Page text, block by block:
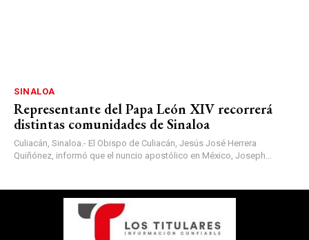
SINALOA
Representante del Papa León XIV recorrerá
distintas comunidades de Sinaloa
Culiacán, Sinaloa.- El Obispo de Culiacán, Jesús José Herrera
Quiñónez, informó que el nuncio apostólico en México, Joseph...